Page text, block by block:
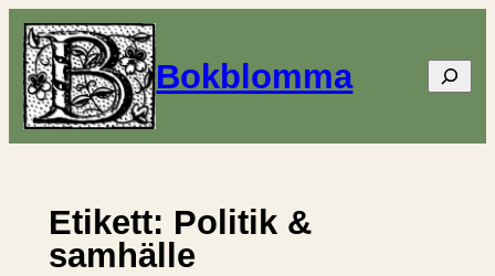
Hoppa
till
innehåll
Bokblomma Sök
Etikett: Politik &
samhälle